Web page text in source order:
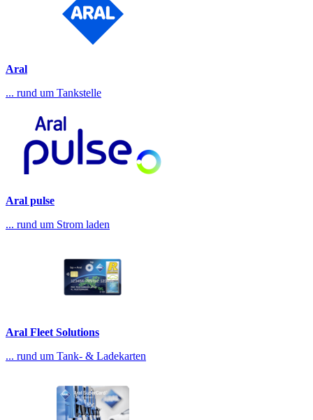
Aral
... rund um Tankstelle
Aral pulse
... rund um Strom laden
Aral Fleet Solutions
... rund um Tank- & Ladekarten